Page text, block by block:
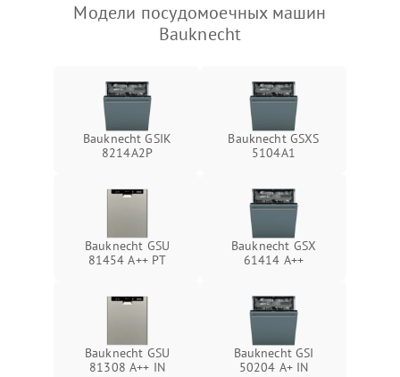
Модели посудомоечных машин
Bauknecht
Bauknecht GSIK
8214A2P
Bauknecht GSXS
5104A1
Bauknecht GSU
81454 A++ PT
Bauknecht GSX
61414 A++
Bauknecht GSU
81308 A++ IN
Bauknecht GSI
50204 A+ IN